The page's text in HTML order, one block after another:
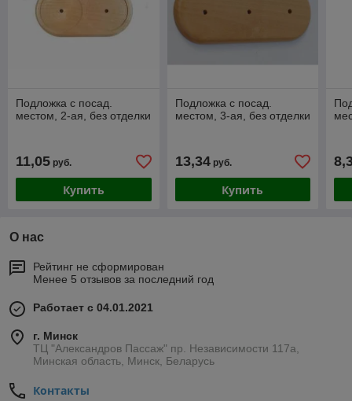
Подложка с посад.
местом, 2-ая, без отделки
11,05 руб.
Купить
Подложка с посад.
местом, 3-ая, без отделки
13,34руб.
Купить
О нас
Рейтинг не сформирован
Менее 5 отзывов за последний год
Работает с 04.01.2021
г. Минск
ТЦ "Александров Пассаж" пр. Независимости 117а,
Минская область, Минск, Беларусь
Контакты